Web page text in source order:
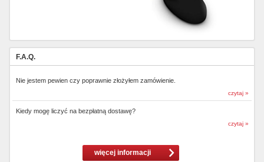
F.A.Q.
Nie jestem pewien czy poprawnie złożyłem zamówienie.
czytaj »
Kiedy mogę liczyć na bezpłatną dostawę?
czytaj »
więcej informacji